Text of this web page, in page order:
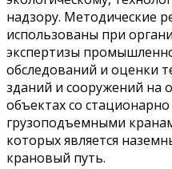
надзору. Методические
использованы при
экспертизы
обследований и оценки
зданий и сооружений на
объектах со
грузоподъемными
которых является
крановый путь.